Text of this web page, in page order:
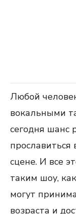
Любой
вокальными
сегодня шанс
сцене. И все
таким шоу,
могут
возраста и